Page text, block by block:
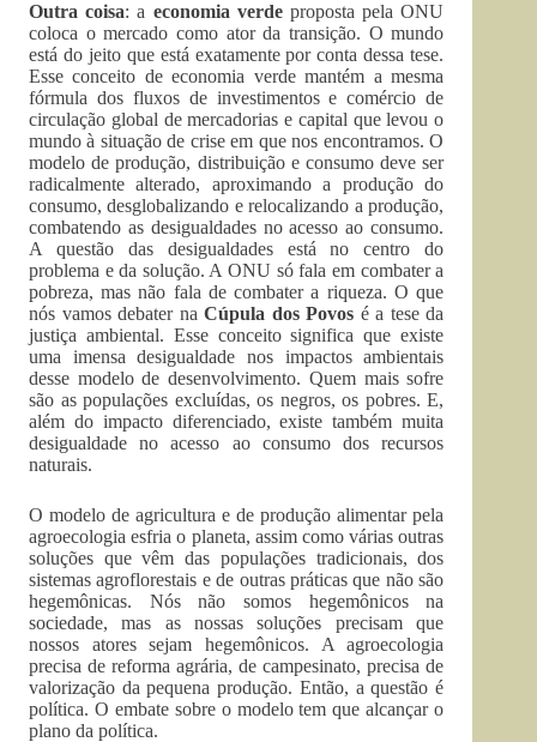
Outra coisa: a economia verdeproposta pela ONU
coloca o mercado como ator da transição. O mundo
está do jeito que está exatamente por conta dessa tese.
Esse conceito de economia verde mantém a mesma
fórmula dos fluxos de investimentos e comércio de
circulação global de mercadorias e capital que levou o
mundo à situação de crise em que nos encontramos. O
modelo de produção, distribuição e consumo deve ser
radicalmente alterado, aproximando a produção do
consumo, desglobalizando e relocalizando a produção,
combatendo as desigualdades no acesso ao consumo.
A questão das desigualdades está no centro do
problema e da solução. A ONU só fala em combater a
pobreza, mas não fala de combater a riqueza. O que
nós vamos debater naCúpula dos Povos é a tese da
justiça ambiental. Esse conceito significa que existe
uma imensa desigualdade nos impactos ambientais
desse modelo de desenvolvimento. Quem mais sofre
são as populações excluídas, os negros, os pobres. E,
além do impacto diferenciado, existe também muita
desigualdade no acesso ao consumo dos recursos
naturais.
O modelo de agricultura e de produção alimentar pela
agroecologia esfria o planeta, assim como várias outras
soluções que vêm das populações tradicionais, dos
sistemas agroflorestais e de outras práticas que não são
hegemônicas. Nós não somos hegemônicos na
sociedade, mas as nossas soluções precisam que
nossos atores sejam hegemônicos. A agroecologia
precisa de reforma agrária, de campesinato, precisa de
valorização da pequena produção. Então, a questão é
política. O embate sobre o modelo tem que alcançar o
plano da política.